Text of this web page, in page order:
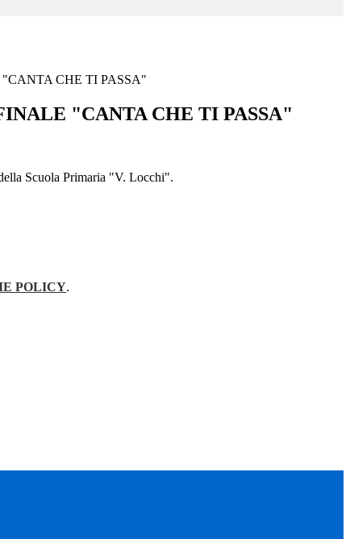
CHE TI PASSA"
"CANTA CHE TI PASSA"
Scuola Primaria "V. Locchi".
POLICY.